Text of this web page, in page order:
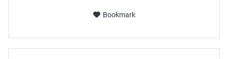
Bookmark